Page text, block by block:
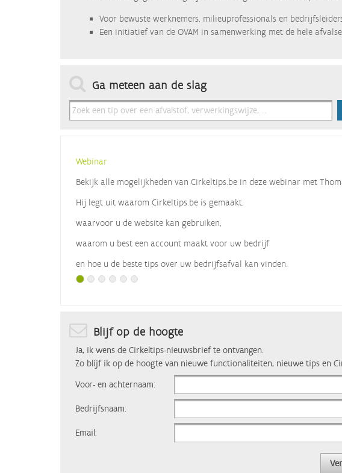
Voor bewuste werknemers, milieuprofessionals en
Een initiatief van de OVAM in samenwerking met de hele
Ga meteen aan de slag
Webinar
Bekijk alle mogelijkheden van Cirkeltips.be in deze webinar met
Hij legt uit waarom Cirkeltips.be is gemaakt,
waarvoor u de website kan gebruiken,
waarom u best een account maakt voor uw bedrijf
en hoe u de beste tips over uw bedrijfsafval kan vinden.
Blijf op de hoogte
Ja, ik wens de Cirkeltips-nieuwsbrief te ontvangen.
Zo blijf ik op de hoogte van nieuwe functionaliteiten, nieuwe tips en
Voor- en achternaam:
Bedrijfsnaam:
Email: